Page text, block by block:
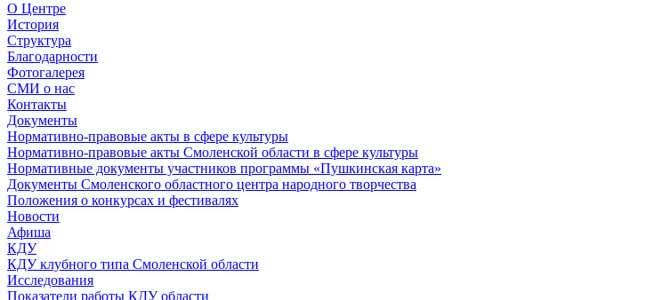
О Центре
История
Структура
Благодарности
Фотогалерея
СМИ о нас
Контакты
Документы
Нормативно-правовые акты в сфере культуры
Нормативно-правовые акты Смоленской области в сфере культуры
Нормативные документы участников программы «Пушкинская карта»
Документы Смоленского областного центра народного творчества
Положения о конкурсах и фестивалях
Новости
Афиша
КДУ
КДУ клубного типа Смоленской области
Исследования
Показатели работы КДУ области